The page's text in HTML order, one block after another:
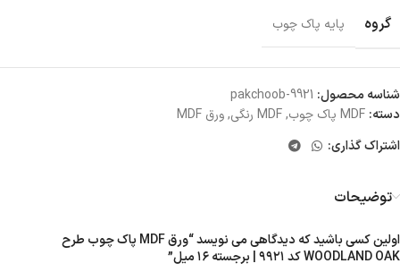
گروه پایه پاک چوب
شناسه محصول: pakchoob-9921
دسته: MDF پاک چوب ,MDF رنگی ,ورق MDF
اشتراک گذاری:
توضیحات
اولین کسی باشید که دیدگاهی می نویسد “ورق MDF پاک چوب طرح
WOODLAND OAK کد ۹۹۲۱ | برجسته ۱۶ میل”